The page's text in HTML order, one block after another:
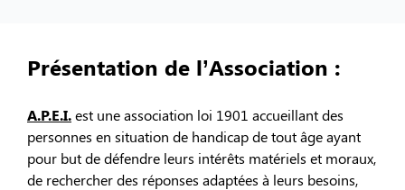
Présentation de l’Association :
A.P.E.I.est une association loi 1901 accueillant des
personnes en situation de handicap de tout âge ayant
pour but de défendre leurs intérêts matériels et moraux,
de rechercher des réponses adaptées à leurs besoins,